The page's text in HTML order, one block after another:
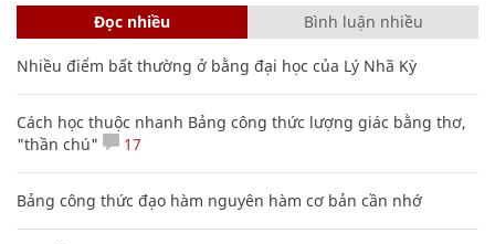
Đọc nhiều Bình luận nhiều
Nhiều điểm bất thường ở bằng đại học của Lý Nhã Kỳ
Cách học thuộc nhanh Bảng công thức lượng giác bằng thơ,
"thần chú"
17
Bảng công thức đạo hàm nguyên hàm cơ bản cần nhớ